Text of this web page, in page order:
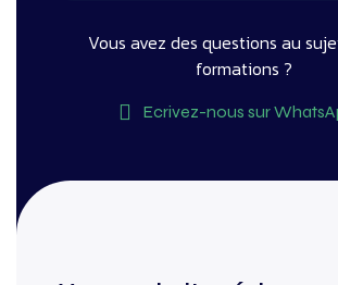
Vous avez des questions au
formations ?
Ecrivez-nous sur